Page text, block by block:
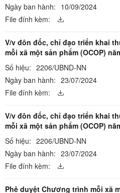
Ngày ban hành: 10/09/2024
File đính kèm:
V/v đôn đốc, chỉ đạo triển khai
mỗi xã một sản phẩm (OCOP)
Số hiệu: 2206/UBND-NN
Ngày ban hành: 23/07/2024
File đính kèm:
V/v đôn đốc, chỉ đạo triển khai
mỗi xã một sản phẩm (OCOP)
Số hiệu: 2206/UBND-NN
Ngày ban hành: 23/07/2024
File đính kèm:
Phê duyệt Chương trình mỗi xã